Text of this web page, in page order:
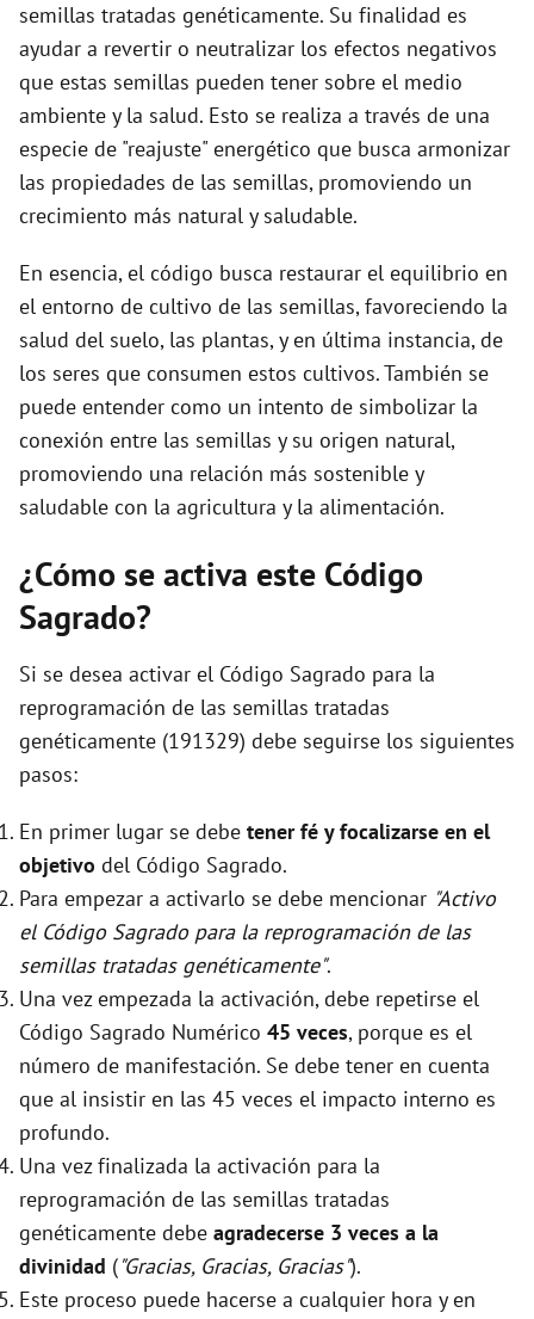
semillas tratadas genéticamente. Su finalidad es
ayudar a revertir o neutralizar los efectos negativos
que estas semillas pueden tener sobre el medio
ambiente y la salud. Esto se realiza a través de una
especie de "reajuste" energético que busca armonizar
las propiedades de las semillas, promoviendo un
crecimiento más natural y saludable.
En esencia, el código busca restaurar el equilibrio en
el entorno de cultivo de las semillas, favoreciendo la
salud del suelo, las plantas, y en última instancia, de
los seres que consumen estos cultivos. También se
puede entender como un intento de simbolizar la
conexión entre las semillas y su origen natural,
promoviendo una relación más sostenible y
saludable con la agricultura y la alimentación.
¿Cómo se activa este Código
Sagrado?
Si se desea activar el Código Sagrado para la
reprogramación de las semillas tratadas
genéticamente (191329) debe seguirse los siguientes
pasos:
En primer lugar se debe tener fé y focalizarse en el
objetivo del Código Sagrado.
Para empezar a activarlo se debe mencionar "Activo
el Código Sagrado para la reprogramación de las
semillas tratadas genéticamente".
Una vez empezada la activación, debe repetirse el
Código Sagrado Numérico 45 veces, porque es el
número de manifestación. Se debe tener en cuenta
que al insistir en las 45 veces el impacto interno es
profundo.
Una vez finalizada la activación para la
reprogramación de las semillas tratadas
genéticamente debe agradecerse 3 veces a la
divinidad ("Gracias, Gracias, Gracias").
Este proceso puede hacerse a cualquier hora y en